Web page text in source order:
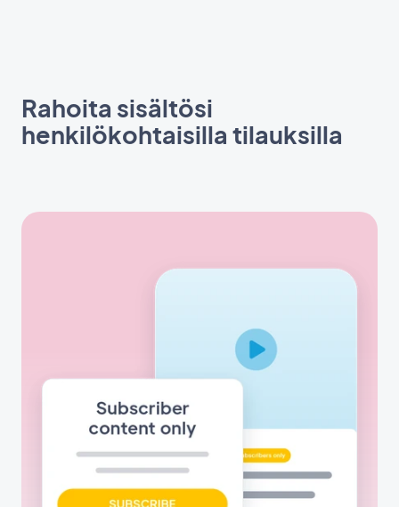
Rahoita sisältösi
henkilökohtaisilla tilauksilla